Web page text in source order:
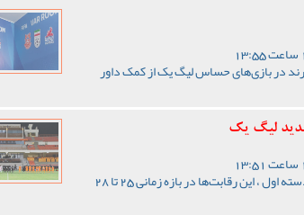
در بازی‌های حساس لیگ یک از کمک داور
لیگ یک
با اعلام مسئول برگزاری لیگ دسته اول ، این رقابت‌ها در بازه زمانی 25 تا 28